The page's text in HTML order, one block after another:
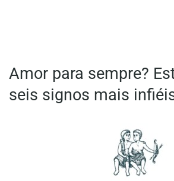
Amor para sempre?
seis signos mais